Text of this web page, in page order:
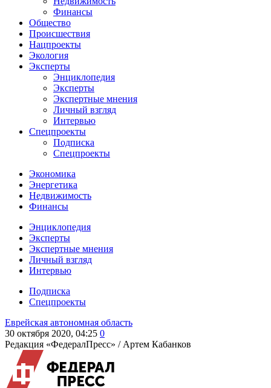
Финансы
Общество
Происшествия
Нацпроекты
Экология
Эксперты
Энциклопедия
Эксперты
Экспертные мнения
Личный взгляд
Интервью
Спецпроекты
Подписка
Спецпроекты
Экономика
Энергетика
Недвижимость
Финансы
Энциклопедия
Эксперты
Экспертные мнения
Личный взгляд
Интервью
Подписка
Спецпроекты
Еврейская автономная область
30 октября 2020, 04:25 0
Редакция «ФедералПресс» / Артем Кабанков